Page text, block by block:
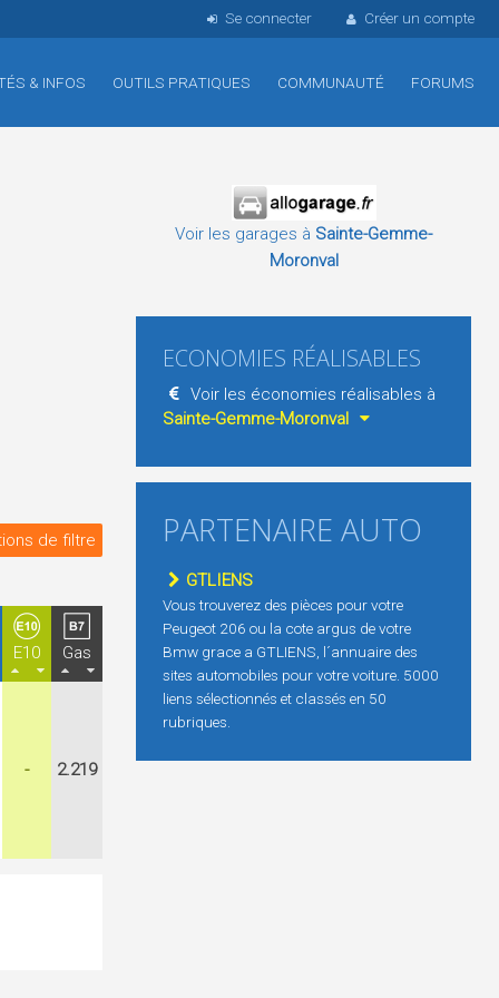
Se connecter Créer un compte
& INFOS OUTILS PRATIQUES COMMUNAUTÉ FORUMS
de filtre
E10
Gas
- 2.219
Voir les garages à Sainte-Gemme-
Moronval
ECONOMIES RÉALISABLES
Voir les économies réalisables à
Sainte-Gemme-Moronval
PARTENAIRE AUTO
GTLIENS
Vous trouverez des pièces pour votre
Peugeot 206 ou la cote argus de votre
Bmw grace a GTLIENS, l´annuaire des
sites automobiles pour votre voiture. 5000
liens sélectionnés et classés en 50
rubriques.